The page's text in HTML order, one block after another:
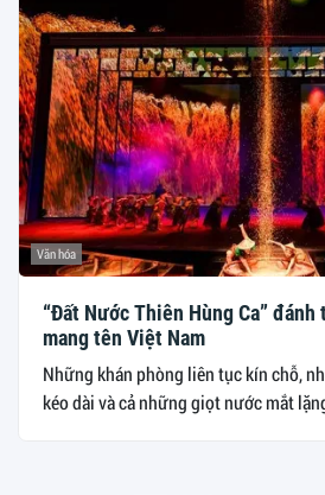
Văn hóa
“Đất Nước Thiên Hùng Ca”
mang tên Việt Nam
Những khán phòng liên tục kín chỗ,
kéo dài và cả những giọt nước mắt